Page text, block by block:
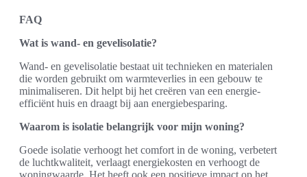
FAQ
Wat is wand- en gevelisolatie?
Wand- en gevelisolatie bestaat uit technieken en materialen
die worden gebruikt om warmteverlies in een gebouw te
minimaliseren. Dit helpt bij het creëren van een energie-
efficiënt huis en draagt bij aan energiebesparing.
Waarom is isolatie belangrijk voor mijn woning?
Goede isolatie verhoogt het comfort in de woning, verbetert
de luchtkwaliteit, verlaagt energiekosten en verhoogt de
woningwaarde. Het heeft ook een positieve impact op het